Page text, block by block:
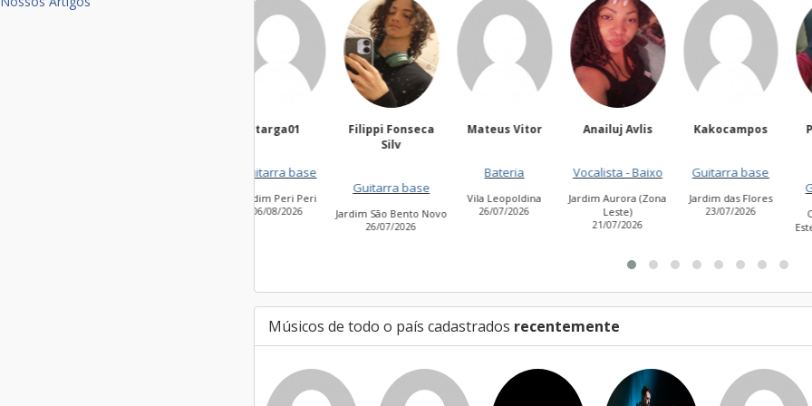
Filippi Fonseca
Jardim São Bento Novo
Mateus Vitor
Vila Leopoldina
26/07/2026
Anailuj Avlis
Vocalista - Baixo
Jardim Aurora (Zona
Leste)
Kakocampos
Guitarra base
Jardim das Flores
23/07/2026
PEDRO TIAGO
Cidade Antônio
Estevão de
Músicos de todo o país cadastrados recentemente